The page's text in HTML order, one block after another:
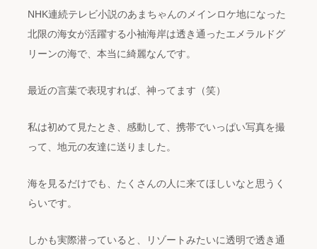
NHK連続テレビ小説のあまちゃんのメインロケ地になった
北限の海女が活躍する小袖海岸は透き通ったエメラルドグ
リーンの海で、本当に綺麗なんです。
最近の言葉で表現すれば、神ってます（笑）
私は初めて見たとき、感動して、携帯でいっぱい写真を撮
って、地元の友達に送りました。
海を見るだけでも、たくさんの人に来てほしいなと思うく
らいです。
しかも実際潜っていると、リゾートみたいに透明で透き通